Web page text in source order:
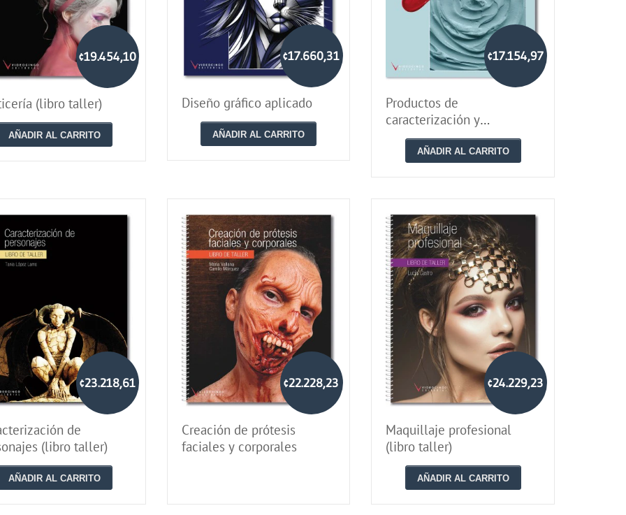
¢19.454,10
(libro taller)
AÑADIR AL CARRITO
¢17.660,31
Diseño gráfico aplicado
AÑADIR AL CARRITO
¢17.154,97
Productos de
caracterización y
maquillaje
AÑADIR AL CARRITO
¢23.218,61
de
(libro taller)
AÑADIR AL CARRITO
¢22.228,23
Creación de prótesis
faciales y corporales
¢24.229,23
Maquillaje profesional
(libro taller)
AÑADIR AL CARRITO